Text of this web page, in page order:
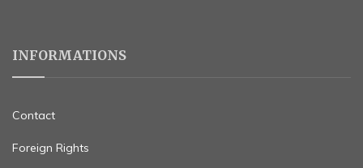
INFORMATIONS
Contact
Foreign Rights